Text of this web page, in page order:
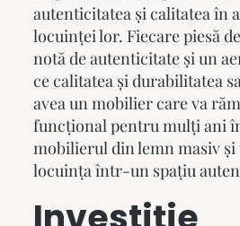
autenticitatea și calitatea în
locuinței lor. Fiecare piesă
notă de autenticitate și un
ce calitatea și durabilitatea
avea un mobilier care va
funcțional pentru mulți ani
mobilierul din lemn masivși
locuința într-un spațiu